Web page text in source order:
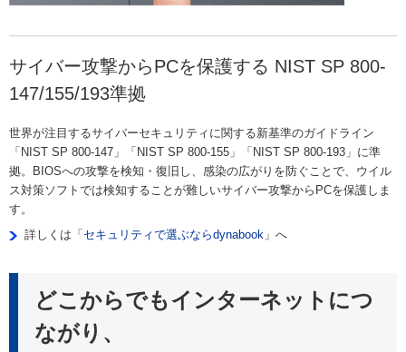
サイバー攻撃からPCを保護する NIST SP 800-
147/155/193準拠
世界が注目するサイバーセキュリティに関する新基準のガイドライン
「NIST SP 800-147」「NIST SP 800-155」「NIST SP 800-193」に準
拠。BIOSへの攻撃を検知・復旧し、感染の広がりを防ぐことで、ウイル
ス対策ソフトでは検知することが難しいサイバー攻撃からPCを保護しま
す。
詳しくは「 セキュリティで選ぶならdynabook 」へ
どこからでもインターネットにつ
ながり、